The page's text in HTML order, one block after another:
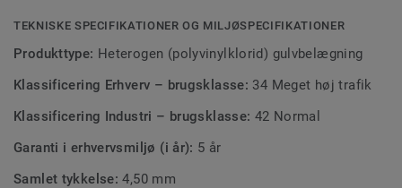
TEKNISKE SPECIFIKATIONER OG MILJØSPECIFIKATIONER
Produkttype: Heterogen (polyvinylklorid) gulvbelægning
Klassificering Erhverv – brugsklasse: 34 Meget høj trafik
Klassificering Industri – brugsklasse: 42 Normal
Garanti i erhvervsmiljø (i år): 5 år
Samlet tykkelse:4,50 mm